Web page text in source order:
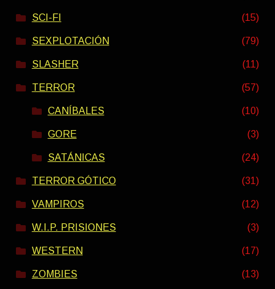
SCI-FI (15)
SEXPLOTACIÓN (79)
SLASHER (11)
TERROR (57)
CANÍBALES (10)
GORE (3)
SATÁNICAS (24)
TERROR GÓTICO (31)
VAMPIROS (12)
W.I.P. PRISIONES (3)
WESTERN (17)
ZOMBIES (13)